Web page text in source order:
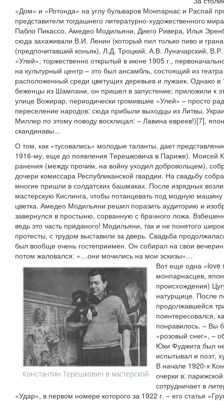
«Дом» и «Ротонда» на углу бульваров Монпарнас и Распай
представители тогдашнего литературно-художественного
Пабло Пикассо, Амедео Модильяни, Диего Ривера, Илья
сюда захаживали В.И. Ленин (который пил только пиво и
(предпочитавший коньяк), Л.Д. Троцкий, А.В. Луначарский,
«Улей», торжественно открытый в июне 1905 г.,
на культурный центр – это был ансамбль, состоящий из
расположенный среди цветущих деревьев и лужаек. Однако в
беженцы из Шампани, он пришел в запустение; приложили к
улице Вожирар, периодически громившие «Улей» – просто
переселение народов: сюда прибыли выходцы из Литвы,
Миллер по этому поводу восклицал: – Лавина евреев!)[7],
скандинавы...
О том, как «тусовались» молодые таланты, дает
1916-му, еще до появления Терешковича в Париже). Моисей
ранения (между прочим, на войну уходил добровольцем),
дочери комиссара Республиканской гвардии. На свадьбу
многие пришли в солдатских башмаках. После изрядных
мастерскую Кислинга, чтобы потанцевать под модную
цветка. Амедео Модильяни решил поразить аудиторию и
завернулся в простыню, сорванную с брачного ложа.
ведь это часть приданого! Модильяни, так и не понятого
протесты, с трудом выставили за дверь. Свадьба
был вообще очень гостеприимен. Он собирал на свои
потом жаловался: «…они мочились на мои эскизы»…
Константин Терешкович в мастерской
Вот еще одна
монпарнасцев,
происхождения)
натурщице. После
продолжавшейся
поинтересовался,
понравилось. – Вы
«розовый снег», –
Юки Фуджита был
испытывал и поэт,
В начале 1920-х
очерки в:
сотрудничает в
«Удар», в первом номере которого за 1922 г. – его статья